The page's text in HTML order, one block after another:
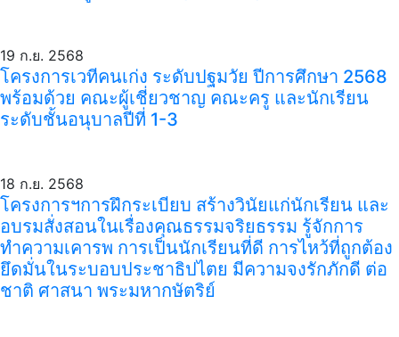
19 ก.ย. 2568
โครงการเวทีคนเก่ง ระดับปฐมวัย ปีการศึกษา 2568
พร้อมด้วย คณะผู้เชี่ยวชาญ คณะครู และนักเรียน
ระดับชั้นอนุบาลปีที่ 1-3
18 ก.ย. 2568
โครงการฯการฝึกระเบียบ สร้างวินัยแก่นักเรียน และ
อบรมสั่งสอนในเรื่องคุณธรรมจริยธรรม รู้จักการ
ทำความเคารพ การเป็นนักเรียนที่ดี การไหว้ที่ถูกต้อง
ยึดมั่นในระบอบประชาธิปไตย มีความจงรักภักดี ต่อ
ชาติ ศาสนา พระมหากษัตริย์